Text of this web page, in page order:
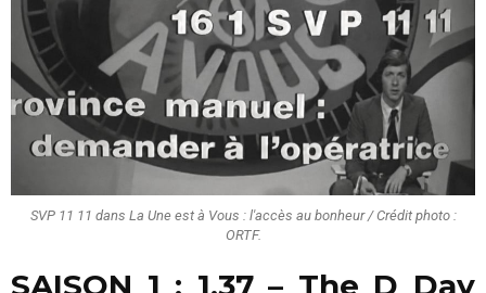
SVP 11 11 dans La Une est à Vous : l'accès au bonheur / Crédit photo :
ORTF.
SAISON 1 : 1.37 – The D Day